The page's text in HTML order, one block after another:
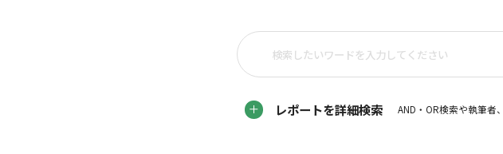
レポートを詳細検索 AND・OR検索や執筆者